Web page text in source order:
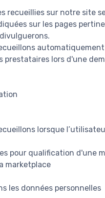
recueillies sur notre site
sur les pages
prestataires lors d'une
lorsque
pour qualification d'une
marketplace
les données personnelles